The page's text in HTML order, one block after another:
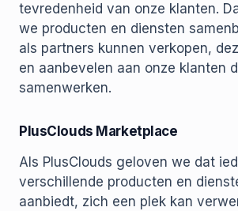
tevredenheid van onze klanten.
we producten en diensten
als partners kunnen verkopen,
en aanbevelen aan onze klanten
samenwerken.
PlusClouds Marketplace
Als PlusClouds geloven we dat
verschillende producten en
aanbiedt, zich een plek kan